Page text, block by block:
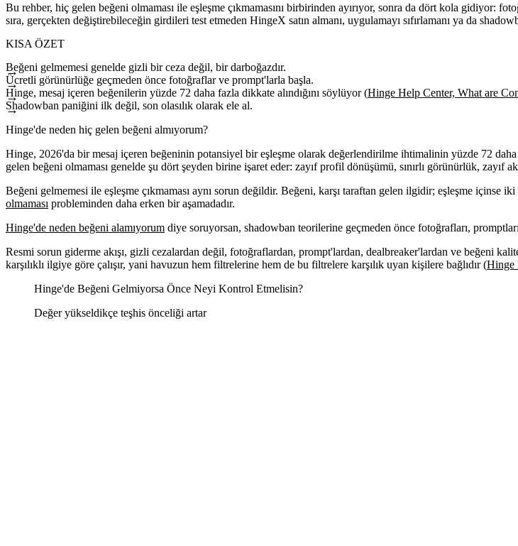
Bu rehber, hiç gelen beğeni olmaması ile eşleşme çıkmamasını birbirinden ayırıyor, sonra da dört kola gidiyor:
sıra, gerçekten değiştirebileceğin girdileri test etmeden HingeX satın almanı, uygulamayı sıfırlamanı ya da
KISA ÖZET
Beğeni gelmemesi genelde gizli bir ceza değil, bir darboğazdır.
Ücretli görünürlüğe geçmeden önce fotoğraflar ve prompt'larla başla.
Hinge, mesaj içeren beğenilerin yüzde 72 daha fazla dikkate alındığını söylüyor (Hinge Help Center, What are
Shadowban paniğini ilk değil, son olasılık olarak ele al.
Hinge'de neden hiç gelen beğeni almıyorum?
Hinge, 2026'da bir mesaj içeren beğeninin potansiyel bir eşleşme olarak değerlendirilme ihtimalinin yüzde 72
gelen beğeni olmaması genelde şu dört şeyden birine işaret eder: zayıf profil dönüşümü, sınırlı görünürlük, zayıf
Beğeni gelmemesi ile eşleşme çıkmaması aynı sorun değildir. Beğeni, karşı taraftan gelen ilgidir; eşleşme içinse
olmaması probleminden daha erken bir aşamadadır.
Hinge'de neden beğeni alamıyorum diye soruyorsan, shadowban teorilerine geçmeden önce fotoğrafları,
Resmi sorun giderme akışı, gizli cezalardan değil, fotoğraflardan, prompt'lardan, dealbreaker'lardan ve beğeni
karşılıklı ilgiye göre çalışır, yani havuzun hem filtrelerine hem de bu filtrelere karşılık uyan kişilere bağlıdır (Hinge
Hinge'de Beğeni Gelmiyorsa Önce Neyi Kontrol Etmelisin?
Değer yükseldikçe teşhis önceliği artar